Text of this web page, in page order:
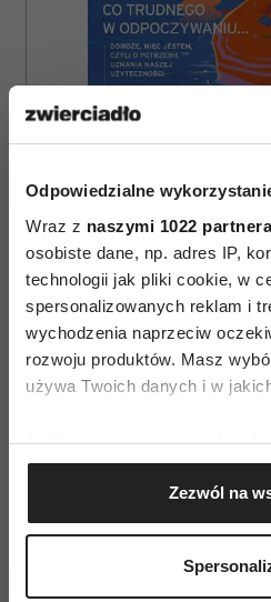
Odpowiedzialne
Wraz z naszymi 1022
osobiste dane, np. adres IP,
technologii jak pliki cookie, w
spersonalizowanych reklam i
wychodzenia naprzeciw
rozwoju produktów. Masz
używa Twoich danych i w
Jeśli wyrazisz na to zgodę,
Gromadzić dane
geograficznej z
Identyfikować Twoje
(fingerprinting, czyli
Zezwól na
WYDANIE